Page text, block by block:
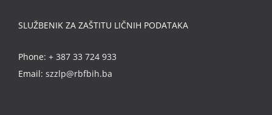
SLUŽBENIK ZA ZAŠTITU LIČNIH PODATAKA
Phone: + 387 33 724 933
Email: szzlp@rbfbih.ba